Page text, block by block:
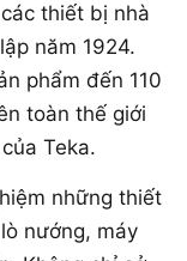
thiết bị nhà
năm 1924.
phẩm đến 110
toàn thế giới
Teka.
những thiết
nướng, máy